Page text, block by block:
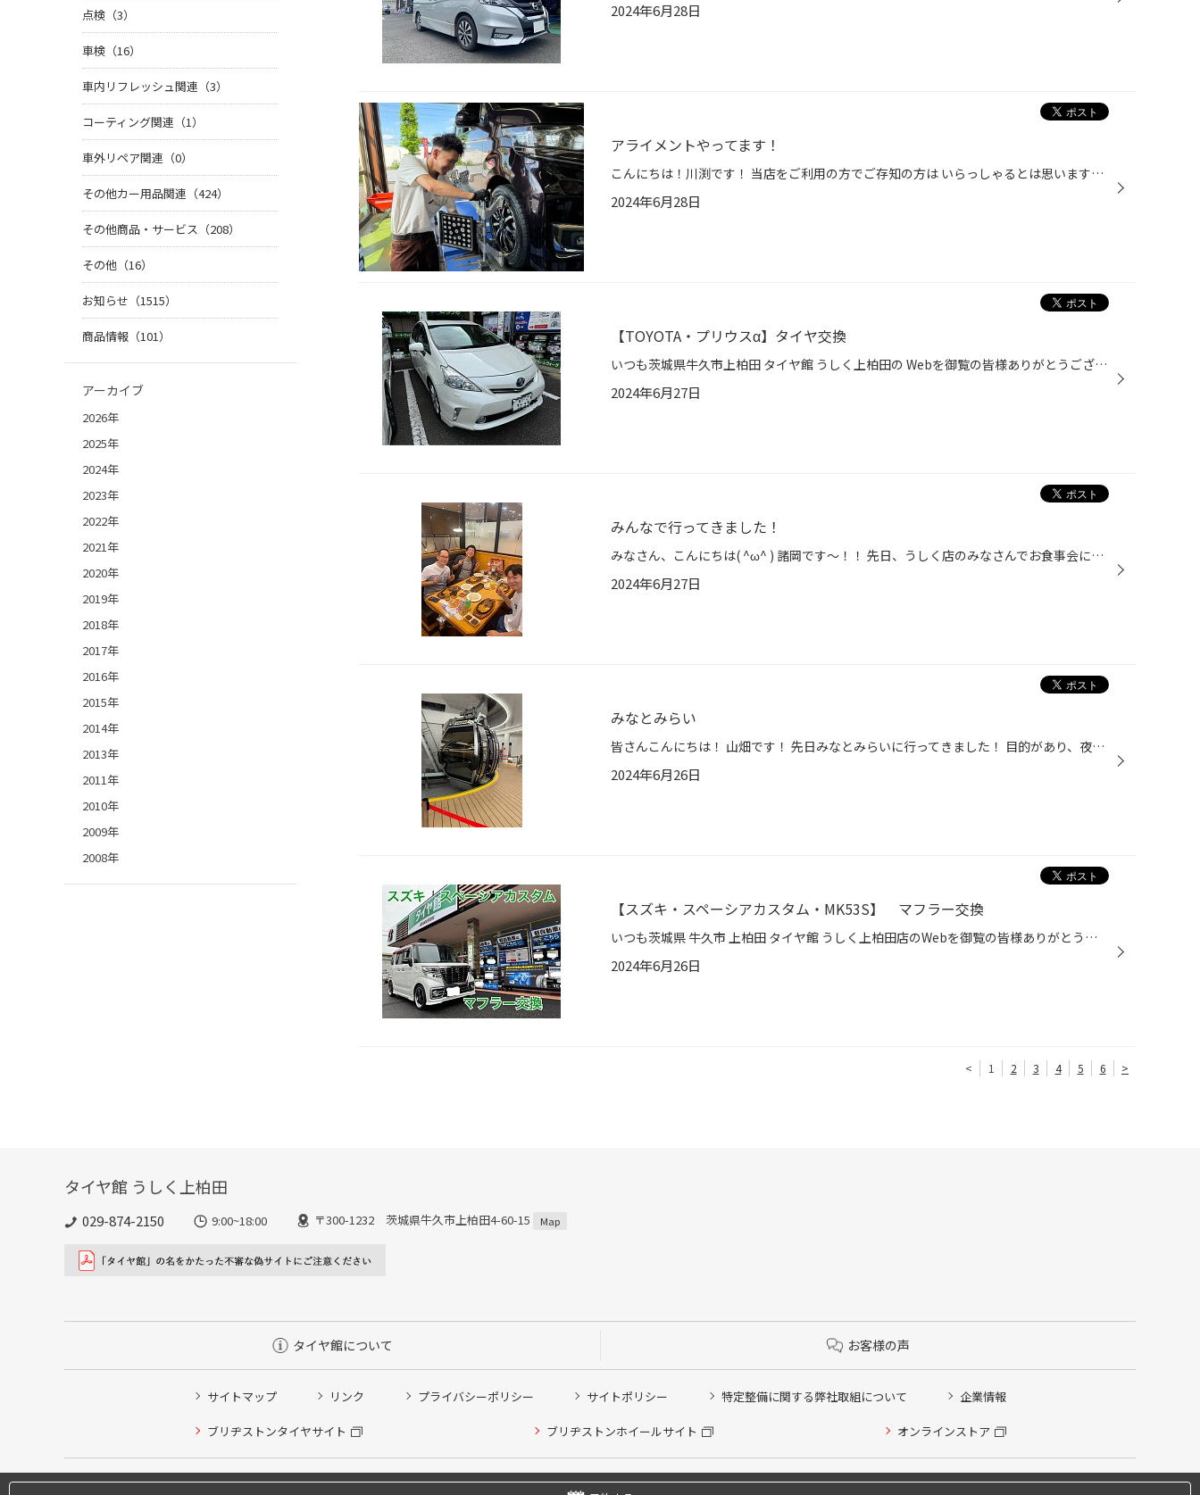
2024年6月28日
アライメントやってます！
こんにちは！川渕です！ 当店をご利用の方でご存知の方は いらっしゃるとは思いますが 当店では4輪アライメント調整が できます！！ 上の写真で自分が取り付けている センサーの情報を読み取って タイヤの取り付け角度を 正確に測定できます！！ タイヤをより長く安心して使っていただく ためにもぜ...
2024年6月28日
【TOYOTA・プリウスα】タイヤ交換
いつも茨城県牛久市上柏田 タイヤ館 うしく上柏田の Webを御覧の皆様ありがとうございます♪ タイヤ館うしく上柏田の山畑ですヽ(・∀・) 今回ご紹介させていただくのが、プリウスαのタイヤ交換になります！ 交換させて頂いたタイヤは、215/50R17 プレイズPX-RVⅡ になります！ こちらのタイヤは直進安...
2024年6月27日
みんなで行ってきました！
みなさん、こんにちは( ^ω^ ) 諸岡です〜！！ 先日、うしく店のみなさんでお食事会に行ってきました♪ 美味しいハンバーグやステーキをお腹いっぱいに頂きました❗️ みんなでワイワイ楽しかったです^_^ これから暑くなる日が多くなると思いますが、お肉をいっぱい食べて元気になったのでこれからも頑...
2024年6月27日
みなとみらい
皆さんこんにちは！ 山畑です！ 先日みなとみらいに行ってきました！ 目的があり、夜のロープウェイに乗ってきました！ 今回は夜景がみたく、のりに来ました！ 見てくださいこの夜景絶景です！ 皆様も是非見に行ってみてください！ 当店では、お出かけ前のメンテナンスやタイヤの点検してますので是...
2024年6月26日
【スズキ・スペーシアカスタム・MK53S】 マフラー交換
いつも茨城県 牛久市 上柏田 タイヤ館 うしく上柏田店のWebを御覧の皆様ありがとうございます♪ 本日は、スズキ スペーシアカスタム MK53Sの マフラー交換を行いました。 交換したマフラーは ロッソモデロさんの DUALIST GT-Four を取り付けました。 詳しくはこちらから ↓ ロッソモデロ 交換方法です...
2024年6月26日
< 1 2 3 4 5 6 >
点検（3）
車検（16）
車内リフレッシュ関連（3）
コーティング関連（1）
車外リペア関連（0）
その他カー用品関連（424）
その他商品・サービス（208）
その他（16）
お知らせ（1515）
商品情報（101）
アーカイブ
2026年
2025年
2024年
2023年
2022年
2021年
2020年
2019年
2018年
2017年
2016年
2015年
2014年
2013年
2011年
2010年
2009年
2008年
タイヤ館 うしく上柏田
029-874-2150 9:00~18:00 〒300-1232 茨城県牛久市上柏田4-60-15 Map
タイヤ館について お客様の声
サイトマップ リンク プライバシーポリシー サイトポリシー 特定整備に関する弊社取組について 企業情報
ブリヂストンタイヤサイト ブリヂストンホイールサイト オンラインストア
Copyright © 2024 Bridgestone Retail Co.,Ltd. All rights Reserved.
タイヤ点検・安全点検/タイヤ履き替え/オイル交換/その他ピット作業の予約